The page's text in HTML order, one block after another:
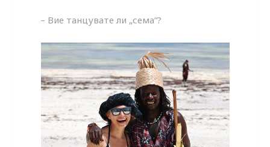
– Вие танцувате ли „сема“?